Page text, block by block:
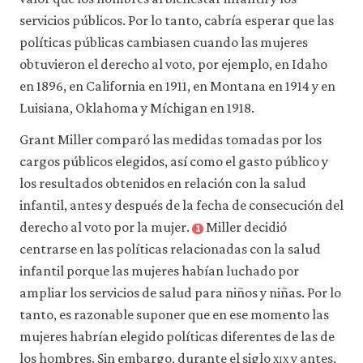
servicios públicos. Por lo tanto, cabría esperar que las
políticas públicas cambiasen cuando las mujeres
obtuvieron el derecho al voto, por ejemplo, en Idaho
en 1896, en California en 1911, en Montana en 1914 y en
Luisiana, Oklahoma y Míchigan en 1918.
Grant Miller comparó las medidas tomadas por los
cargos públicos elegidos, así como el gasto público y
los resultados obtenidos en relación con la salud
infantil, antes y después de la fecha de consecución del
derecho al voto por la mujer. 1 Miller decidió
centrarse en las políticas relacionadas con la salud
infantil porque las mujeres habían luchado por
ampliar los servicios de salud para niños y niñas. Por lo
tanto, es razonable suponer que en ese momento las
mujeres habrían elegido políticas diferentes de las de
los hombres. Sin embargo, durante el sigloxixy antes,